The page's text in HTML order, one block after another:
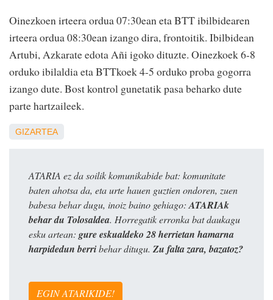
Oinezkoen irteera ordua 07:30ean eta BTT ibilbidearen
irteera ordua 08:30ean izango dira, frontoitik. Ibilbidean
Artubi, Azkarate edota Añi igoko dituzte. Oinezkoek 6-8
orduko ibilaldia eta BTTkoek 4-5 orduko proba gogorra
izango dute. Bost kontrol gunetatik pasa beharko dute
parte hartzaileek.
GIZARTEA
ATARIA ez da soilik komunikabide bat: komunitate
baten ahotsa da, eta urte hauen guztien ondoren, zuen
babesa behar dugu, inoiz baino gehiago: ATARIAk
behar du Tolosaldea. Horregatik erronka bat daukagu
esku artean: gure eskualdeko 28 herrietan hamarna
harpidedun berribehar ditugu. Zu falta zara, bazatoz?
EGIN ATARIKIDE!